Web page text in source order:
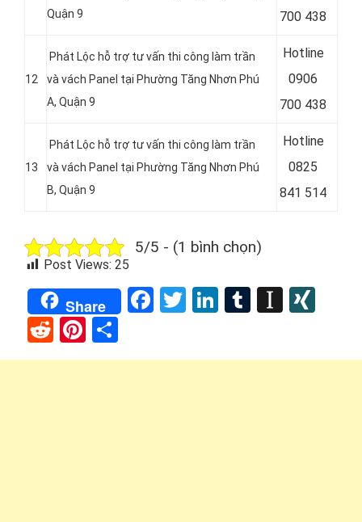
Quận 9
700 438
12
Phát Lộc hỗ trợ tư vấn thi công làm trần
và vách Panel tại Phường Tăng Nhơn Phú
A, Quận 9
Hotline
0906
700 438
13
Phát Lộc hỗ trợ tư vấn thi công làm trần
và vách Panel tại Phường Tăng Nhơn Phú
B, Quận 9
Hotline
0825
841 514
5/5 - (1 bình chọn)
Post Views: 25
Share Facebook
TwitterLinkedIn
Tumblr
RedditPinterest